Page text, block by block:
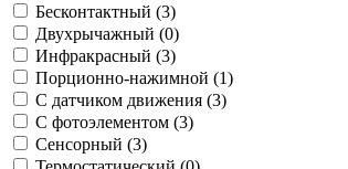
Бесконтактный (3)
Двухрычажный (0)
Инфракрасный (3)
Порционно-нажимной (1)
С датчиком движения (3)
С фотоэлементом (3)
Сенсорный (3)